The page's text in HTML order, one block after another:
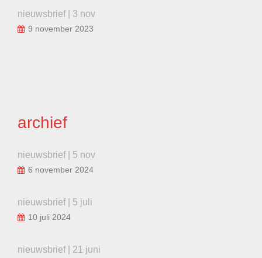
nieuwsbrief | 3 nov
9 november 2023
archief
nieuwsbrief | 5 nov
6 november 2024
nieuwsbrief | 5 juli
10 juli 2024
nieuwsbrief | 21 juni